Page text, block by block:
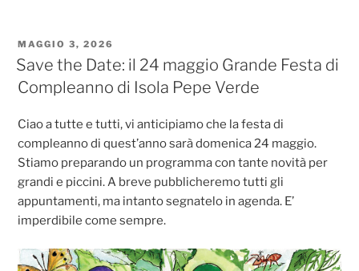
c
e
b
o
o
k
at
s
A
p
ai
l
e
n
g
er
di
vi
di
PUBBLICATO
IL
MAGGIO 3, 2026
Save the Date: il 24 maggio Grande Festa di
Compleanno di Isola Pepe Verde
Ciao a tutte e tutti, vi anticipiamo che la festa di
compleanno di quest’anno sarà domenica 24 maggio.
Stiamo preparando un programma con tante novità per
grandi e piccini. A breve pubblicheremo tutti gli
appuntamenti, ma intanto segnatelo in agenda. E’
imperdibile come sempre.